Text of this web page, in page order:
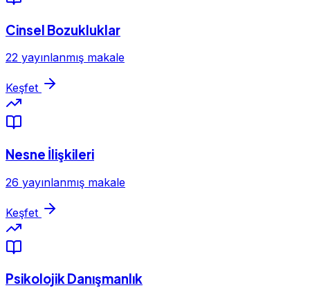
Cinsel Bozukluklar
22 yayınlanmış makale
Keşfet
Nesne İlişkileri
26 yayınlanmış makale
Keşfet
Psikolojik Danışmanlık